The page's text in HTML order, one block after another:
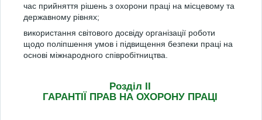
час прийняття рішень з охорони праці на місцевому та
державному рівнях;
використання світового досвіду організації роботи
щодо поліпшення умов і підвищення безпеки праці на
основі міжнародного співробітництва.
Розділ II
ГАРАНТІЇ ПРАВ НА ОХОРОНУ ПРАЦІ